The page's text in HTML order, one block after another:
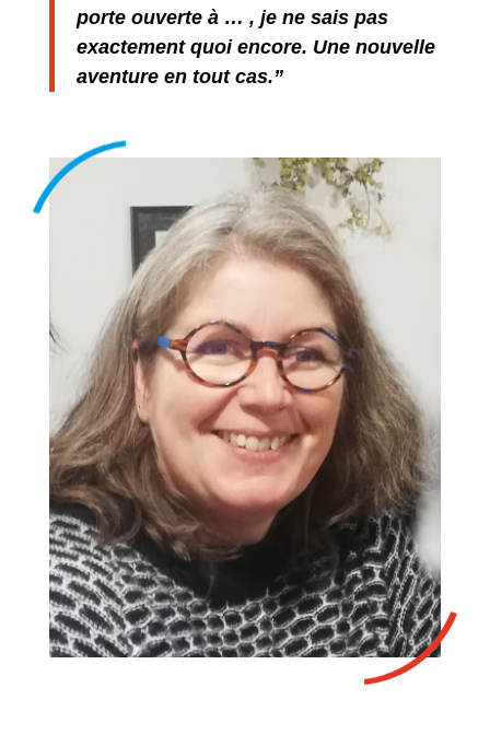
porte ouverte à … , je ne sais pas
exactement quoi encore. Une nouvelle
aventure en tout cas.”